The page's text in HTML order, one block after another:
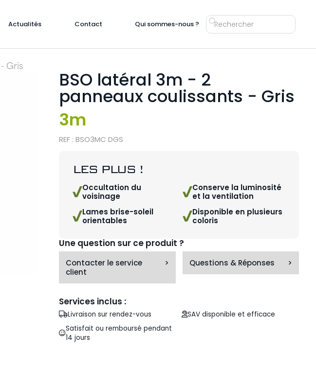
Actualités Contact Qui sommes-nous ?
Gris
BSO latéral 3m - 2
panneaux coulissants - Gris
3m
REF : BSO3MC DGS
LES PLUS !
Occultation du
voisinage
Conserve la luminosité
et la ventilation
Lames brise-soleil
orientables
Disponible en plusieurs
coloris
Une question sur ce produit ?
Contacter le service
client
> Questions & Réponses >
Services inclus :
Livraison sur rendez-vous
SAV disponible et efficace
Satisfait ou remboursé pendant
14 jours